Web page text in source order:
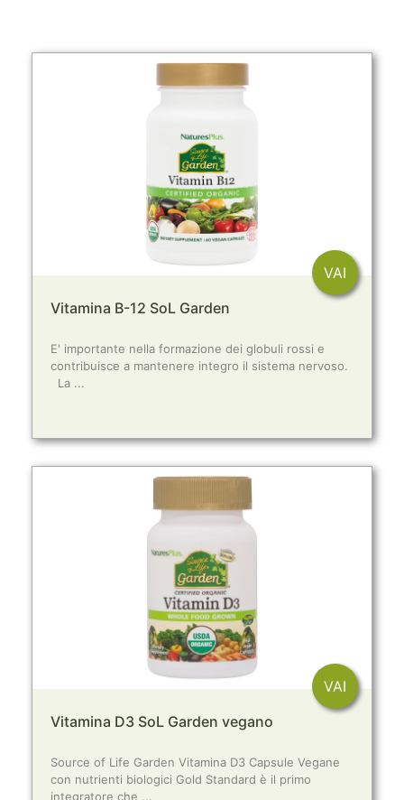
VAI
Vitamina B-12 SoL Garden
E' importante nella formazione dei globuli rossi e
contribuisce a mantenere integro il sistema nervoso.
La ...
VAI
Vitamina D3 SoL Garden vegano
Source of Life Garden Vitamina D3 Capsule Vegane
con nutrienti biologici Gold Standard è il primo
integratore che ...